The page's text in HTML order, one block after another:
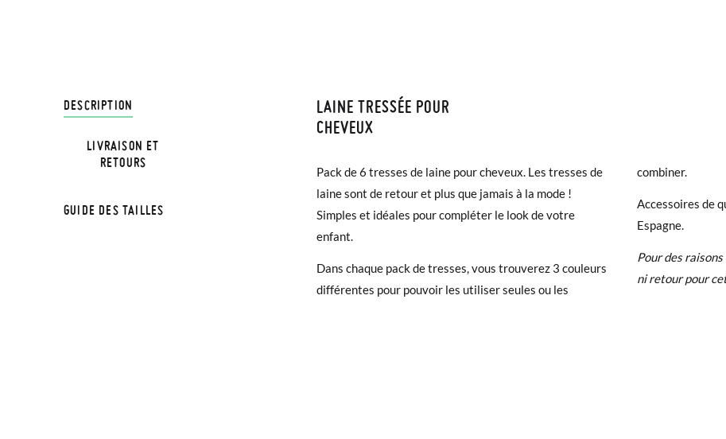
DESCRIPTION
LAINE TRESSÉE POUR
CHEVEUX
Pack de 6 tresses de laine pour cheveux. Les tresses de
laine sont de retour et plus que jamais à la mode !
Simples et idéales pour compléter le look de votre
enfant.
Dans chaque pack de tresses, vous trouverez 3 couleurs
différentes pour pouvoir les utiliser seules ou les
combiner.
Accessoires de
Espagne.
Pour des
ni retour pour
LIVRAISON ET
RETOURS
LIVRAISON ET RETOURS
4,95 € et prendra de 4 à 5 jours ouvrables pour arriver par coursier. Veuillez
avant 15h, sinon elle sera expédiée le lendemain.
Si vos chaussures arrivent et ne correspondent pas tout à fait à ce que vous
Si vous avez un compte, connectez-vous simplement pour lancer la procédure.
GUIDE DES TAILLES